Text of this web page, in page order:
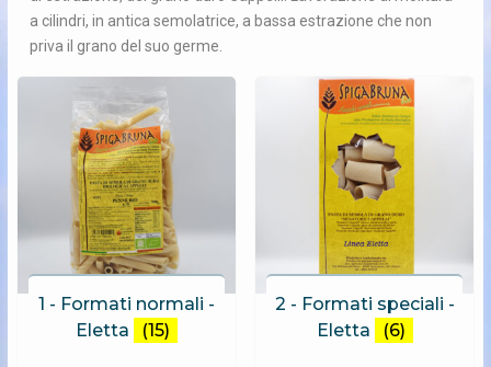
a cilindri, in antica semolatrice, a bassa estrazione che non
priva il grano del suo germe.
1 - Formati normali -
Eletta
(15)
2 - Formati speciali -
Eletta
(6)